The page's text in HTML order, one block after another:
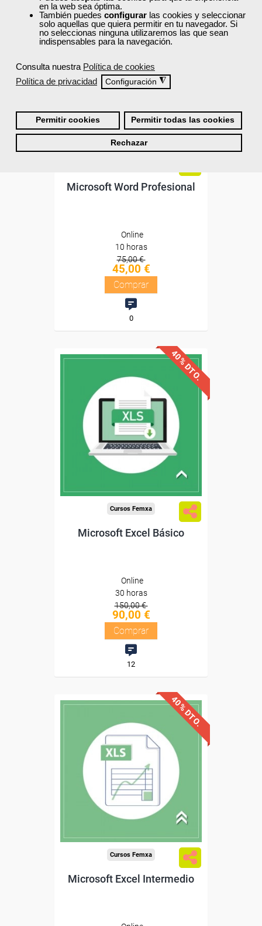
en la web sea óptima.
También puedes configurar las cookies y seleccionar
solo aquellas que quiera permitir en tu navegador. Si
no seleccionas ninguna utilizaremos las que sean
indispensables para la navegación.
Consulta nuestra Política de cookies
Política de privacidad
Configuración ◮
Permitir cookies Permitir todas las cookies
Rechazar
40% DTO.
Descuentos especiales
Sin requisitos de acceso
Compra segura
Microsoft Word Profesional
Online
10 horas
75,00 €
45,00 €
Comprar
0
40% DTO.
Descuentos especiales
Sin requisitos de acceso
Diploma
Cursos Femxa
Microsoft Excel Básico
Online
30 horas
150,00 €
90,00 €
Comprar
12
40% DTO.
Descuentos especiales
Sin requisitos de acceso
Diploma
Cursos Femxa
Microsoft Excel Intermedio